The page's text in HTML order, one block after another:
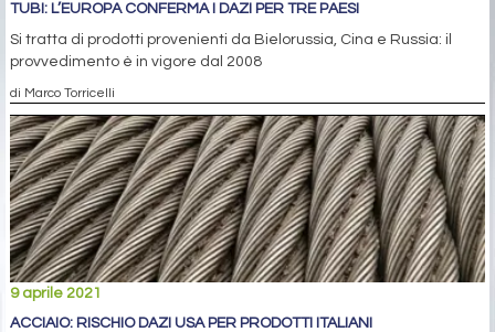
TUBI: L’EUROPA CONFERMA I DAZI PER TRE PAESI
Si tratta di prodotti provenienti da Bielorussia, Cina e Russia: il
provvedimento è in vigore dal 2008
di Marco Torricelli
9 aprile 2021
ACCIAIO: RISCHIO DAZI USA PER PRODOTTI ITALIANI